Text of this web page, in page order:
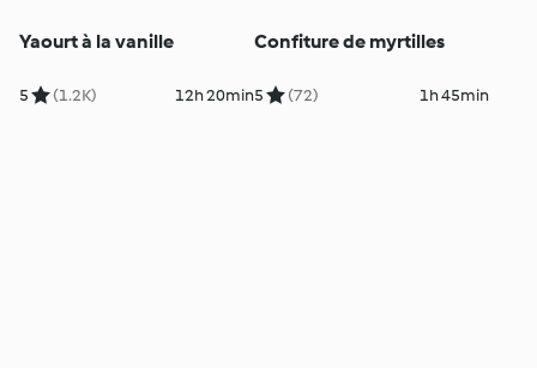
Yaourt à la vanille
5 (1.2K) 12h 20min
Confiture de myrtilles
5 (72) 1h 45min